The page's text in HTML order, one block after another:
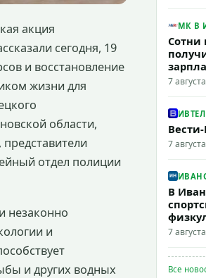
акция
сегодня, 19
и восстановление
жизни для
области,
отдел полиции
незаконно
и
и других водных
МК В
Сотни
7
7
В
7
Все